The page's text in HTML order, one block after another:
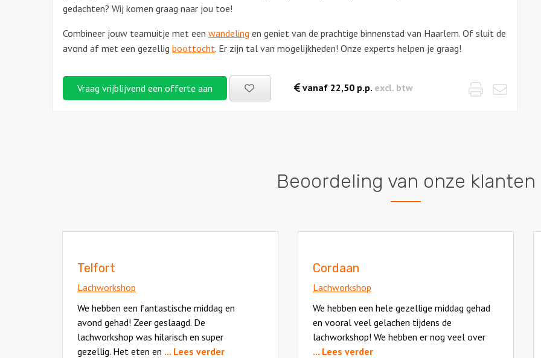
gedachten? Wij komen graag naar jou toe!
Combineer jouw teamuitje met een wandeling en geniet van de prachtige binnenstad van Haarlem. Of sluit de
avond af met een gezellig boottocht. Er zijn tal van mogelijkheden! Onze experts helpen je graag!
Vraag vrijblijvend een offerte aan
Bewaarde
uitjes
vanaf 22,50 p.p. excl. btw Print
Beoordeling van onze klanten
Telfort
Lachworkshop
We hebben een fantastische middag en
avond gehad! Zeer geslaagd. De
lachworkshop was hilarisch en super
gezellig. Het eten en ... Lees verder
Cordaan
Lachworkshop
We hebben een hele gezellige middag gehad
en vooral veel gelachen tijdens de
lachworkshop! We hebben er nog veel over
... Lees verder